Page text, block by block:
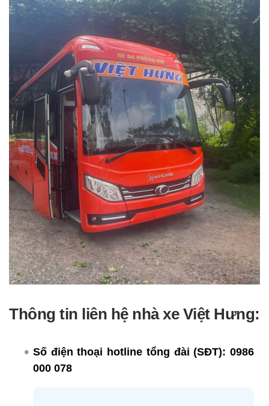
Thông tin liên hệ nhà xe Việt Hưng:
Số điện thoại hotline tổng đài (SĐT): 0986
000 078